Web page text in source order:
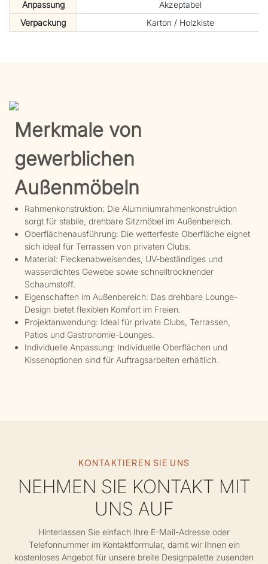
Anpassung
Akzeptabel
Verpackung
Karton / Holzkiste
Merkmale von
gewerblichen
Außenmöbeln
Rahmenkonstruktion: Die Aluminiumrahmenkonstruktion
sorgt für stabile, drehbare Sitzmöbel im Außenbereich.
Oberflächenausführung: Die wetterfeste Oberfläche eignet
sich ideal für Terrassen von privaten Clubs.
Material: Fleckenabweisendes, UV-beständiges und
wasserdichtes Gewebe sowie schnelltrocknender
Schaumstoff.
Eigenschaften im Außenbereich: Das drehbare Lounge-
Design bietet flexiblen Komfort im Freien.
Projektanwendung: Ideal für private Clubs, Terrassen,
Patios und Gastronomie-Lounges.
Individuelle Anpassung: Individuelle Oberflächen und
Kissenoptionen sind für Auftragsarbeiten erhältlich.
KONTAKTIEREN SIE UNS
NEHMEN SIE KONTAKT MIT
UNS AUF
Hinterlassen Sie einfach Ihre E-Mail-Adresse oder
Telefonnummer im Kontaktformular, damit wir Ihnen ein
kostenloses Angebot für unsere breite Designpalette zusenden